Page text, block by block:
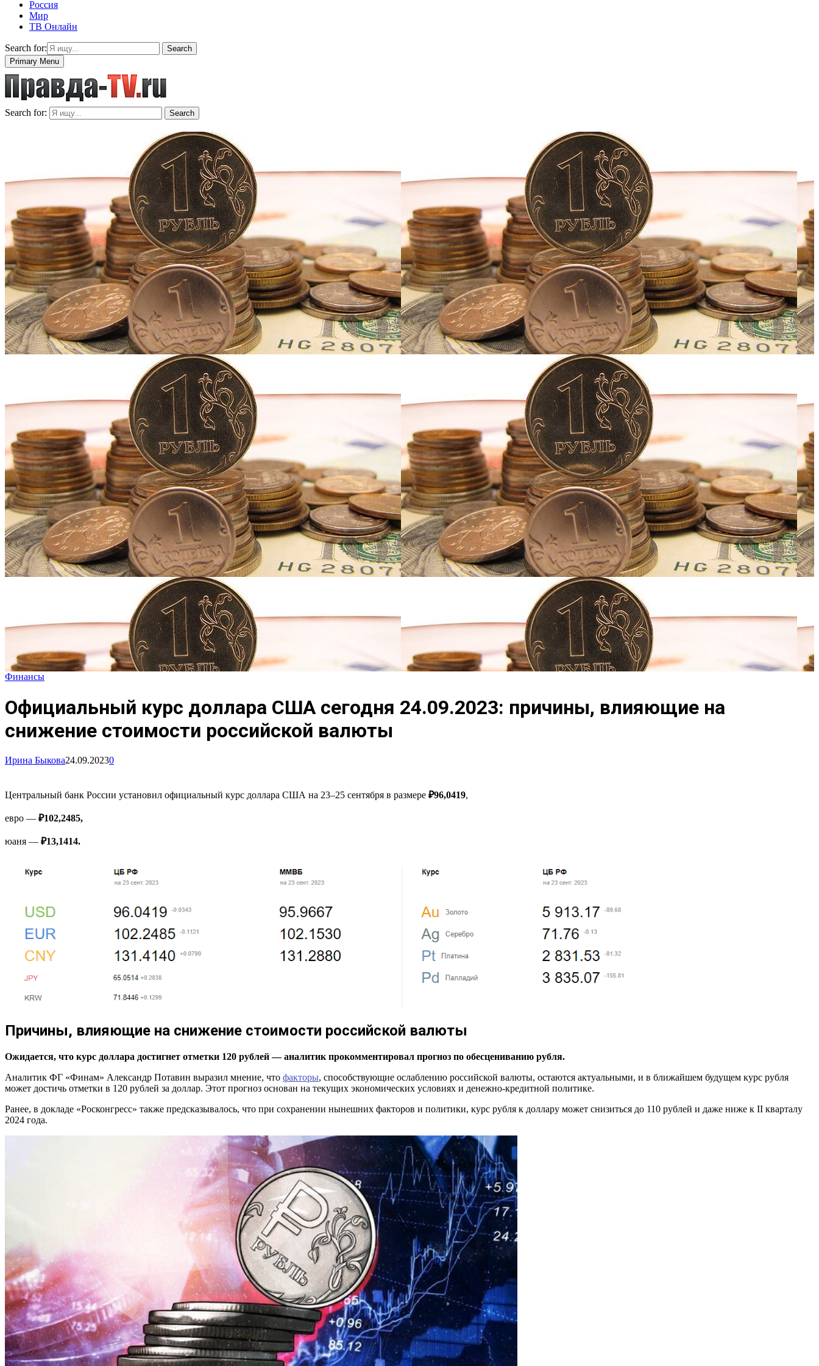
Россия
Мир
ТВ Онлайн
Search for:
Search
Primary Menu
Search for: Search
Финансы
Официальный курс доллара США сегодня 24.09.2023: причины, влияющие на
снижение стоимости российской валюты
Ирина Быкова24.09.20230
Центральный банк России установил официальный курс доллара США на 23–25 сентября в размере ₽96,0419,
евро — ₽102,2485,
юаня — ₽13,1414.
Причины, влияющие на снижение стоимости российской валюты
Ожидается, что курс доллара достигнет отметки 120 рублей — аналитик прокомментировал прогноз по обесцениванию рубля.
Аналитик ФГ «Финам» Александр Потавин выразил мнение, что факторы, способствующие ослаблению российской валюты, остаются актуальными, и в ближайшем будущем курс рубля
может достичь отметки в 120 рублей за доллар. Этот прогноз основан на текущих экономических условиях и денежно-кредитной политике.
Ранее, в докладе «Росконгресс» также предсказывалось, что при сохранении нынешних факторов и политики, курс рубля к доллару может снизиться до 110 рублей и даже ниже к II кварталу
2024 года.